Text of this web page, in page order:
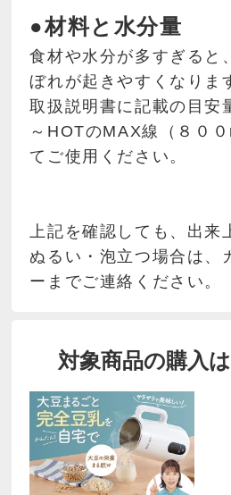
●材料と水分量
食材や水分が多すぎると
ぼれが起きやすくなりま
取扱説明書に記載の目安
～HOTのMAX線（８０
てご使用ください。
上記を確認しても、出来
ぬるい・泡立つ場合は、
ーまでご連絡ください。
対象商品の購入